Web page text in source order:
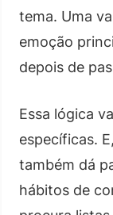
tema. Uma
emoção
depois de
Essa lógica
específicas.
também dá
hábitos de